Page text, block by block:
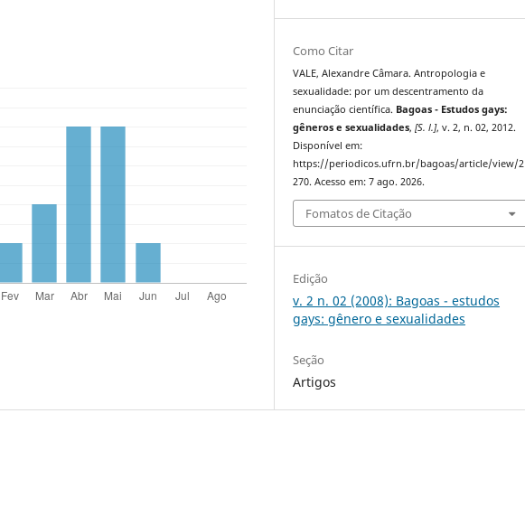
Como Citar
VALE, Alexandre Câmara. Antropologia e
sexualidade: por um descentramento da
enunciação científica. Bagoas - Estudos gays:
gêneros e sexualidades,[S. l.], v. 2, n. 02, 2012.
Disponível em:
https://periodicos.ufrn.br/bagoas/article/view/2
270. Acesso em: 7 ago. 2026.
Fomatos de Citação
Edição
v. 2 n. 02 (2008): Bagoas - estudos
gays: gênero e sexualidades
Seção
Artigos